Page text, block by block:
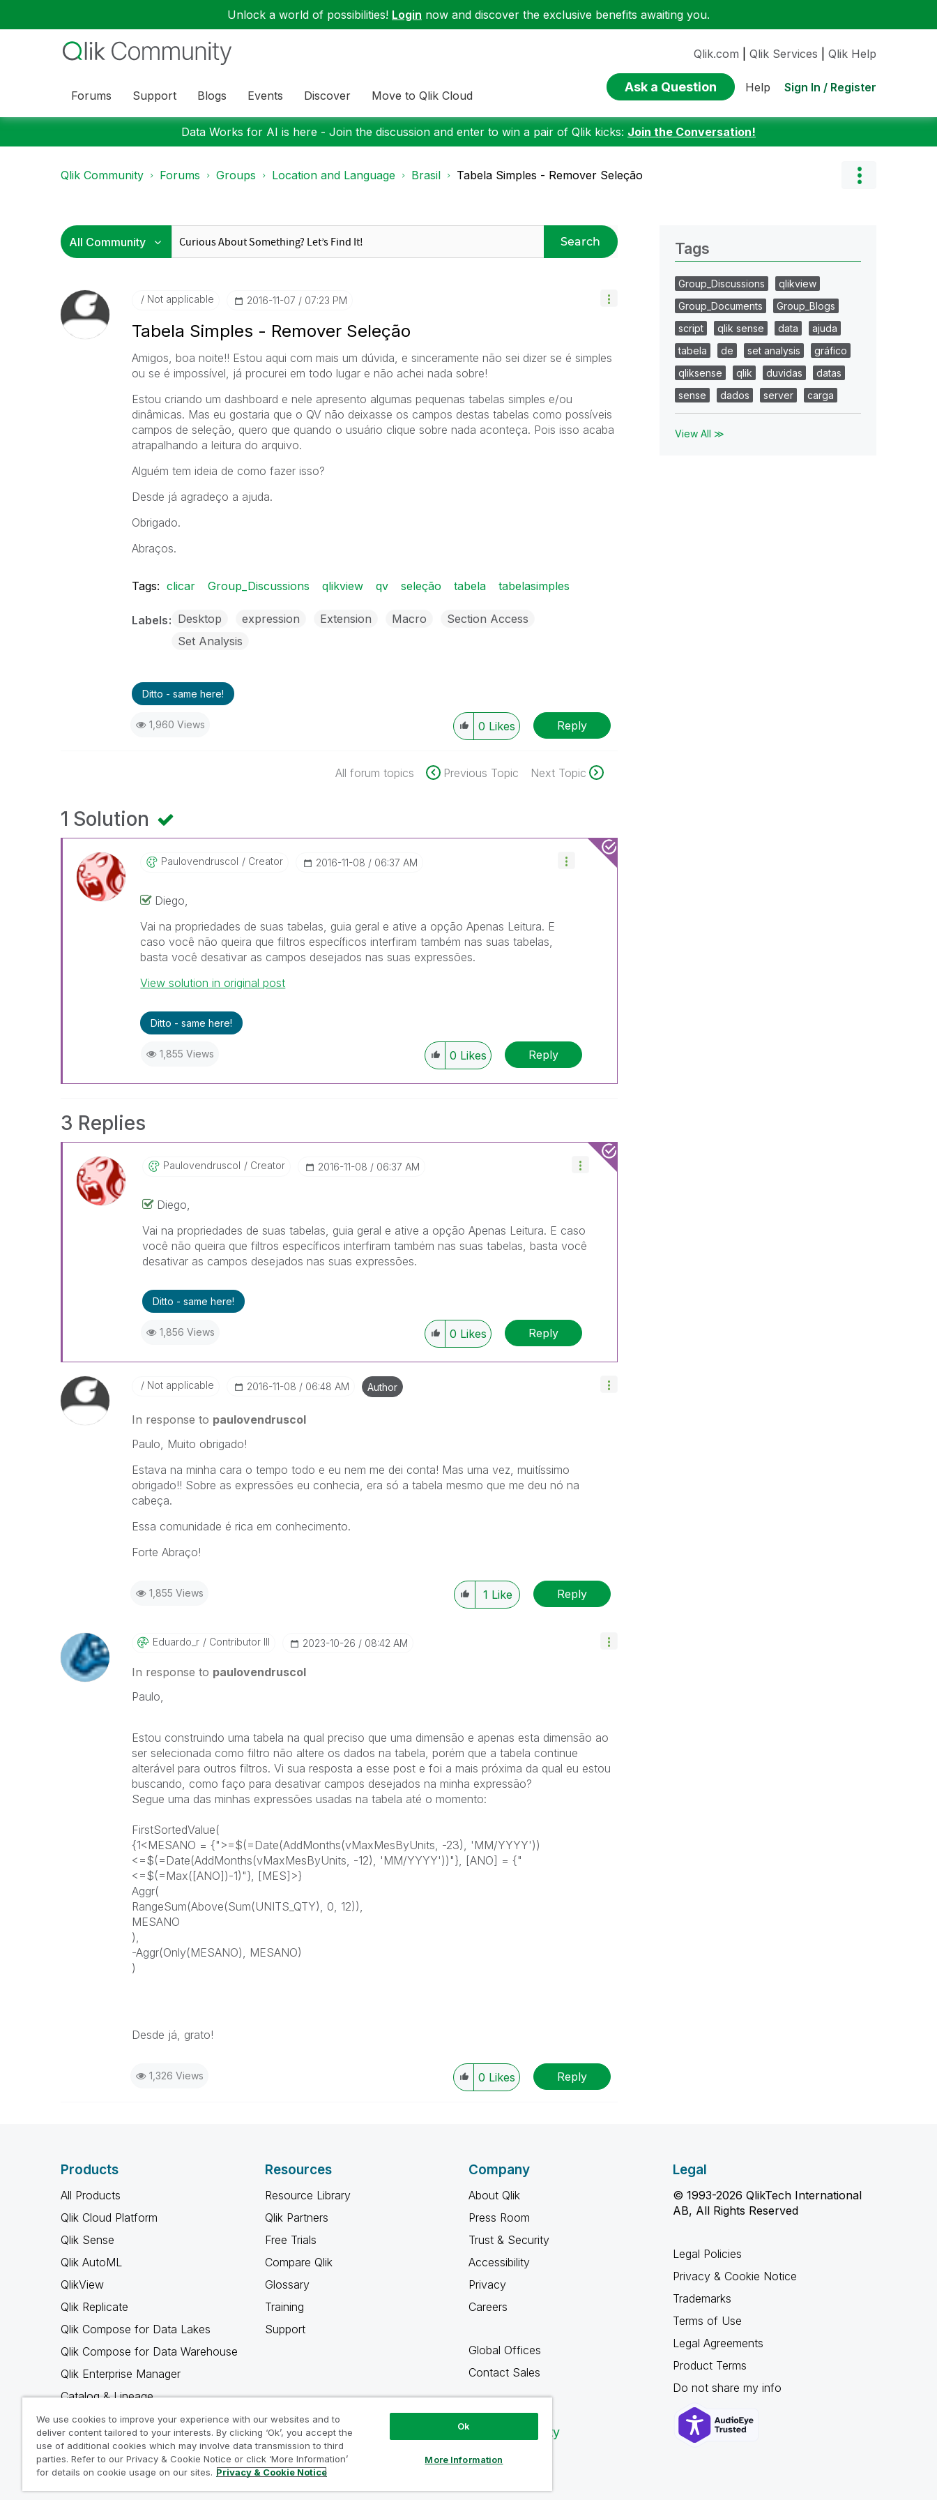
Unlock a world of possibilities! Login now and discover the exclusive benefits awaiting you.
Forums Support Blogs Events Discover Move to Qlik Cloud
Qlik.com Qlik Services Qlik Help
Ask a Question Help Sign In / Register
Data Works for AI is here - Join the discussion and enter to win a pair of Qlik kicks: Join the Conversation!
Qlik Community Forums Groups Location and Language Brasil Tabela Simples - Remover Seleção
Search
Not applicable ‎2016-11-07 07:23 PM
Tabela Simples - Remover Seleção
Amigos, boa noite!! Estou aqui com mais um dúvida, e sinceramente não sei dizer se é simples
ou se é impossível, já procurei em todo lugar e não achei nada sobre!
Estou criando um dashboard e nele apresento algumas pequenas tabelas simples e/ou
dinâmicas. Mas eu gostaria que o QV não deixasse os campos destas tabelas como possíveis
campos de seleção, quero que quando o usuário clique sobre nada aconteça. Pois isso acaba
atrapalhando a leitura do arquivo.
Alguém tem ideia de como fazer isso?
Desde já agradeço a ajuda.
Obrigado.
Abraços.
Tags: clicar Group_Discussions qlikview qv seleção tabela tabelasimples
Labels Desktop expression Extension Macro
Section Access
Set Analysis
Ditto - same here!
1,960 Views 0 Likes Reply
All forum topics Previous Topic Next Topic
1 Solution
Paulovendruscol Creator ‎2016-11-08 06:37 AM
Diego,
Vai na propriedades de suas tabelas, guia geral e ative a opção Apenas Leitura. E
caso você não queira que filtros específicos interfiram também nas suas tabelas,
basta você desativar as campos desejados nas suas expressões.
View solution in original post
Ditto - same here!
1,855 Views 0 Likes Reply
3 Replies
Paulovendruscol Creator ‎2016-11-08 06:37 AM
Diego,
Vai na propriedades de suas tabelas, guia geral e ative a opção Apenas Leitura. E caso
você não queira que filtros específicos interfiram também nas suas tabelas, basta você
desativar as campos desejados nas suas expressões.
Ditto - same here!
1,856 Views 0 Likes Reply
Not applicable ‎2016-11-08 06:48 AM Author
In response to paulovendruscol
Paulo, Muito obrigado!
Estava na minha cara o tempo todo e eu nem me dei conta! Mas uma vez, muitíssimo
obrigado!! Sobre as expressões eu conhecia, era só a tabela mesmo que me deu nó na
cabeça.
Essa comunidade é rica em conhecimento.
Forte Abraço!
1,855 Views 1 Like Reply
Eduardo_r Contributor III ‎2023-10-26 08:42 AM
In response to paulovendruscol
Paulo,
Estou construindo uma tabela na qual preciso que uma dimensão e apenas esta dimensão ao
ser selecionada como filtro não altere os dados na tabela, porém que a tabela continue
alterável para outros filtros. Vi sua resposta a esse post e foi a mais próxima da qual eu estou
buscando, como faço para desativar campos desejados na minha expressão?
Segue uma das minhas expressões usadas na tabela até o momento:
FirstSortedValue(
{1<MESANO = {">=$(=Date(AddMonths(vMaxMesByUnits, -23), 'MM/YYYY'))
<=$(=Date(AddMonths(vMaxMesByUnits, -12), 'MM/YYYY'))"}, [ANO] = {"
<=$(=Max([ANO])-1)"}, [MES]>}
Aggr(
RangeSum(Above(Sum(UNITS_QTY), 0, 12)),
MESANO
),
-Aggr(Only(MESANO), MESANO)
)
Desde já, grato!
1,326 Views 0 Likes Reply
Tags
Group_Discussions
qlikview
Group_Documents
Group_Blogs
script
qlik sense data
ajuda
tabela
de set analysis
gráfico
qliksense
qlik duvidas
datas
sense
dados server carga
View All ≫
Products
All Products
Qlik Cloud Platform
Qlik Sense
Qlik AutoML
QlikView
Qlik Replicate
Qlik Compose for Data Lakes
Qlik Compose for Data Warehouse
Qlik Enterprise Manager
Catalog & Lineage
Qlik Gold Client
Why Qlik
Resources
Resource Library
Qlik Partners
Free Trials
Compare Qlik
Glossary
Training
Support
Company
About Qlik
Press Room
Trust & Security
Accessibility
Privacy
Careers
Global Offices
Contact Sales
Qlik Community
Legal
© 1993-2026 QlikTech International
AB, All Rights Reserved
Legal Policies
Privacy & Cookie Notice
Trademarks
Terms of Use
Legal Agreements
Product Terms
Do not share my info
We use cookies to improve your experience with our websites and to
deliver content tailored to your interests. By clicking ‘Ok’, you accept the
use of additional cookies which may involve data transmission to third
parties. Refer to our Privacy & Cookie Notice or click ‘More Information’
for details on cookie usage on our sites. Privacy & Cookie Notice
Ok
More Information